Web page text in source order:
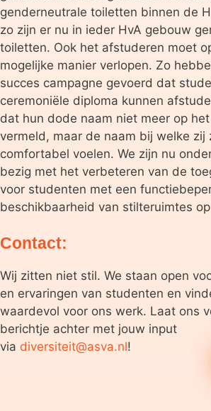
genderneutrale toiletten binnen de
zo zijn er nu in ieder HvA gebouw
toiletten. Ook het afstuderen moet
mogelijke manier verlopen. Zo
succes campagne gevoerd dat
ceremoniële diploma kunnen
dat hun dode naam niet meer op
vermeld, maar de naam bij welke zij
comfortabel voelen. We zijn nu
bezig met het verbeteren van de
voor studenten met een
beschikbaarheid van stilteruimtes
Contact:
Wij zitten niet stil. We staan open
en ervaringen van studenten en
waardevol voor ons werk. Laat ons
berichtje achter met jouw input
via diversiteit@asva.nl!